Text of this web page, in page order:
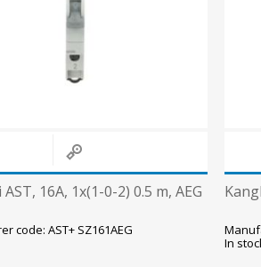
Pinnapealsed lülitid ja
Pinnapealsed lülitid ja
Pinnapealsed lülitid ja pistikupesad
16A, 1x(1-0-2) 0.5 m, AEG
code: AST+ SZ161AEG
In